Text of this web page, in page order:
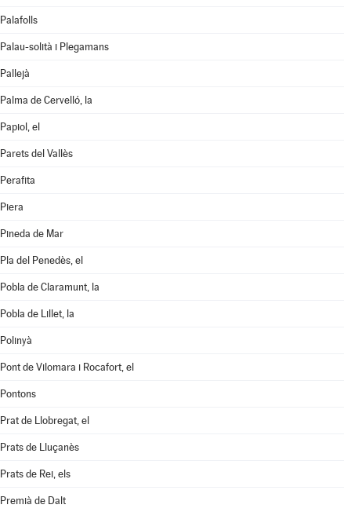
Palafolls
Palau-solità i Plegamans
Pallejà
Palma de Cervelló, la
Papiol, el
Parets del Vallès
Perafita
Piera
Pineda de Mar
Pla del Penedès, el
Pobla de Claramunt, la
Pobla de Lillet, la
Polinyà
Pont de Vilomara i Rocafort, el
Pontons
Prat de Llobregat, el
Prats de Lluçanès
Prats de Rei, els
Premià de Dalt